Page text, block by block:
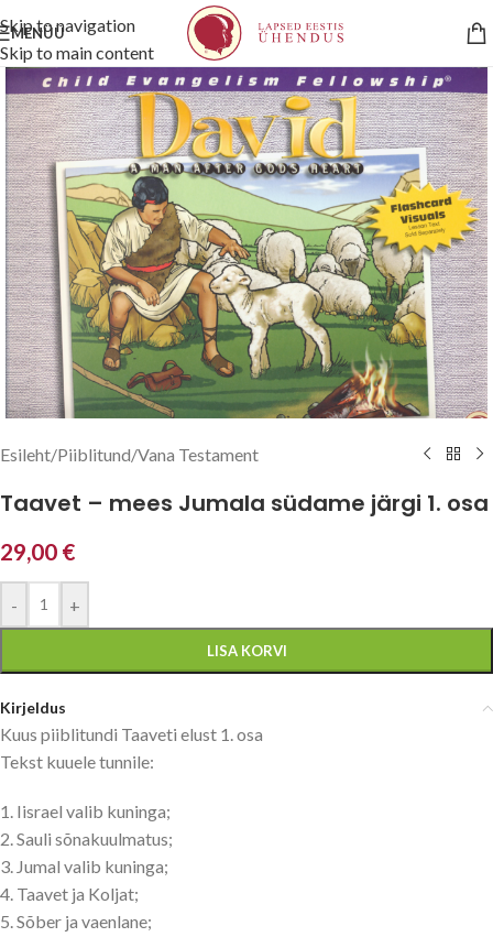
Skip to navigation
Skip to main content
MENÜÜ
Esileht/Piiblitund/Vana Testament
Taavet – mees Jumala südame järgi 1. osa
29,00 €
- +
LISA KORVI
Kirjeldus
Kuus piiblitundi Taaveti elust 1. osa
Tekst kuuele tunnile:
1. Iisrael valib kuninga;
2. Sauli sõnakuulmatus;
3. Jumal valib kuninga;
4. Taavet ja Koljat;
5. Sõber ja vaenlane;